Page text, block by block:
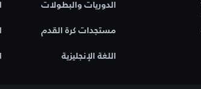
الدوريات والبطولات
مستجدات كرة القدم
اللغة الإنجليزية